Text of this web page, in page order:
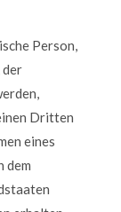
Person,
der
Dritten
eines
dem